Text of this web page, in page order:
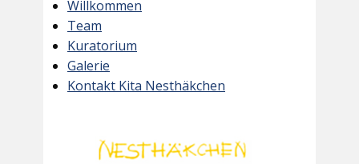
Willkommen
Team
Kuratorium
Galerie
Kontakt Kita Nesthäkchen